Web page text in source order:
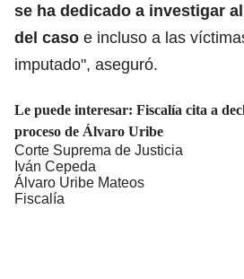
se ha dedicado a investigar
del caso e incluso a las
imputado", aseguró.
Le puede interesar: Fiscalía cita a
proceso de Álvaro Uribe
Corte Suprema de Justicia
Iván Cepeda
Álvaro Uribe Mateos
Fiscalía